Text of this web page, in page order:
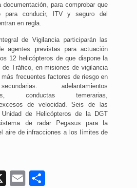
para comprobar que
para conducir, ITV y seguro del
en regla.
de Vigilancia participarán las
agentes previstas para actuación
12 helicópteros de que dispone la
de Tráfico, en misiones de vigilancia
frecuentes factores de riesgo en
adelantamientos
conductas temerarias,
de velocidad. Seis de las
de Helicópteros de la DGT
de radar Pegasus para la
aire de infracciones a los límites de
X Email